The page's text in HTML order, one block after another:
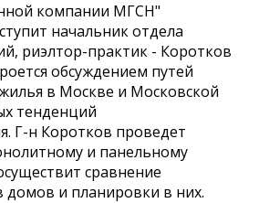
компании МГСН"
начальник отдела
риэлтор-практик - Коротков
обсуждением путей
в Москве и Московской
тенденций
Г-н Коротков проведет
и панельному
сравнение
домов и планировки в них.